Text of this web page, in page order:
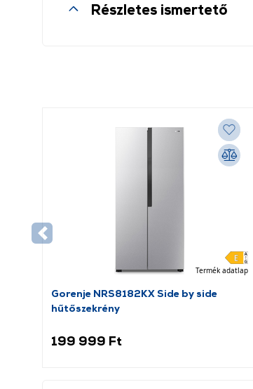
Részletes ismertető
Termék adatlap
Gorenje NRS8182KX Side by side
hűtőszekrény
199 999 Ft